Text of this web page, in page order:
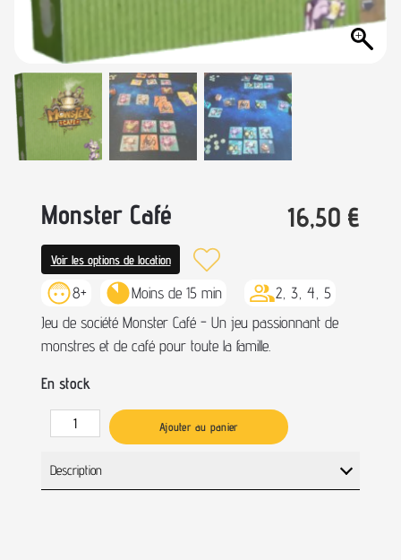
Monster Café 16,50 €
Voir les options de location
8+ Moins de 15 min
2, 3, 4, 5
Jeu de société Monster Café - Un jeu passionnant de
monstres et de café pour toute la famille.
En stock
Ajouter au panier
Description